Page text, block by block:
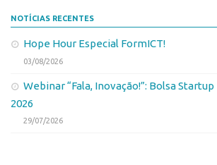
Desenho Industrial
Como solicitar
NOTÍCIAS RECENTES
Hope Hour Especial FormICT!
03/08/2026
Webinar “Fala, Inovação!”: Bolsa
2026
29/07/2026